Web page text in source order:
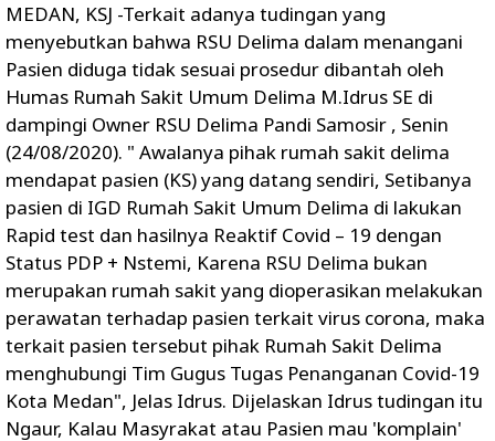
MEDAN, KSJ -Terkait adanya tudingan yang
menyebutkan bahwa RSU Delima dalam menangani
Pasien diduga tidak sesuai prosedur dibantah oleh
Humas Rumah Sakit Umum Delima M.Idrus SE di
dampingi Owner RSU Delima Pandi Samosir , Senin
(24/08/2020). " Awalanya pihak rumah sakit delima
mendapat pasien (KS) yang datang sendiri, Setibanya
pasien di IGD Rumah Sakit Umum Delima di lakukan
Rapid test dan hasilnya Reaktif Covid – 19 dengan
Status PDP + Nstemi, Karena RSU Delima bukan
merupakan rumah sakit yang dioperasikan melakukan
perawatan terhadap pasien terkait virus corona, maka
terkait pasien tersebut pihak Rumah Sakit Delima
menghubungi Tim Gugus Tugas Penanganan Covid-19
Kota Medan", Jelas Idrus. Dijelaskan Idrus tudingan itu
Ngaur, Kalau Masyrakat atau Pasien mau 'komplain'